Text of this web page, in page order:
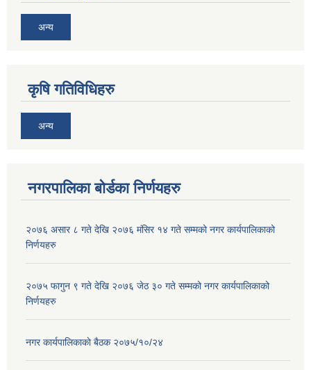
अन्य
कृषि गतिविधिहरु
अन्य
नगरपालिका बोर्डका निर्णयहरु
२०७६ असार ८ गते देखि २०७६ मंसिर १४ गते सम्मको नगर कार्यपालिकाको
निर्णयहरु
२०७५ फागुन ९ गते देखि २०७६ जेठ ३० गते सम्मको नगर कार्यपालिकाको
निर्णयहरु
नगर कार्यपालिकाकाे बैठक २०७५/१०/२४